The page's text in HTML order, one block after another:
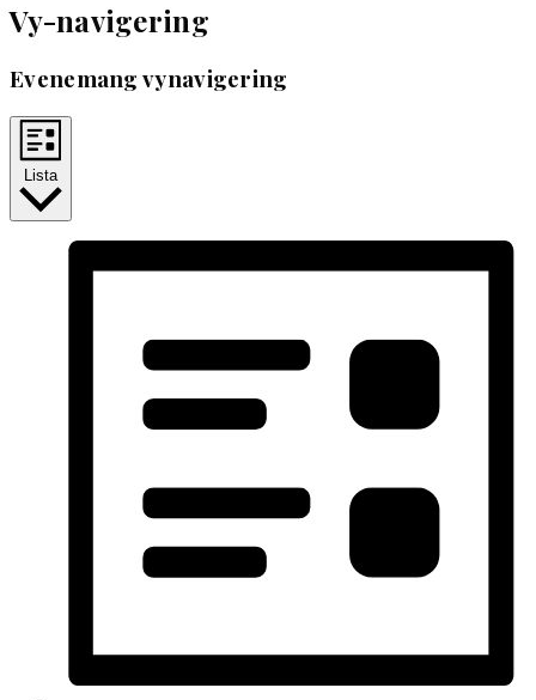
Vy-navigering
Evenemang vynavigering
Lista